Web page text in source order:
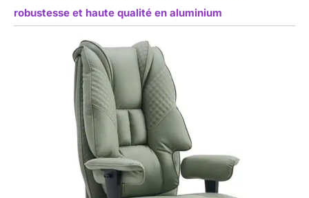
robustesse et haute qualité en aluminium